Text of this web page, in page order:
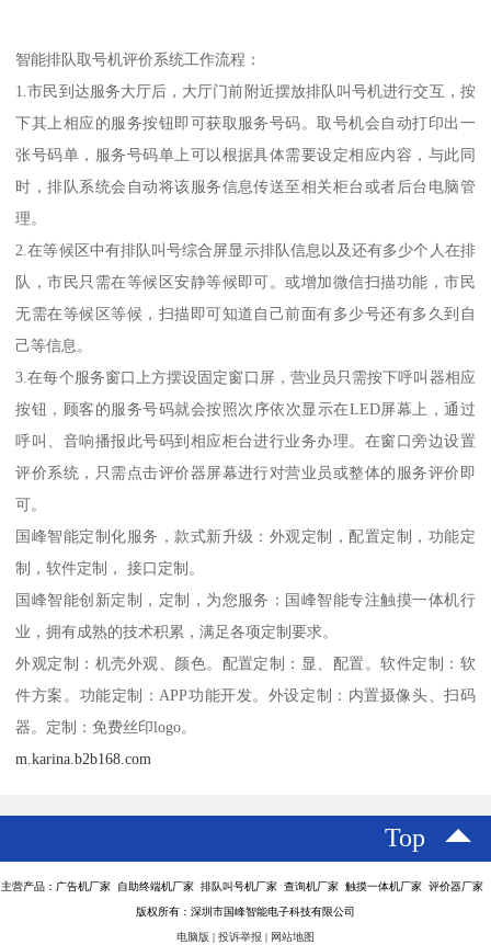
智能排队取号机评价系统工作流程：
1.市民到达服务大厅后，大厅门前附近摆放排队叫号机进行交互，按
下其上相应的服务按钮即可获取服务号码。取号机会自动打印出一
张号码单，服务号码单上可以根据具体需要设定相应内容，与此同
时，排队系统会自动将该服务信息传送至相关柜台或者后台电脑管
理。
2.在等候区中有排队叫号综合屏显示排队信息以及还有多少个人在排
队，市民只需在等候区安静等候即可。或增加微信扫描功能，市民
无需在等候区等候，扫描即可知道自己前面有多少号还有多久到自
己等信息。
3.在每个服务窗口上方摆设固定窗口屏，营业员只需按下呼叫器相应
按钮，顾客的服务号码就会按照次序依次显示在LED屏幕上，通过
呼叫、音响播报此号码到相应柜台进行业务办理。在窗口旁边设置
评价系统，只需点击评价器屏幕进行对营业员或整体的服务评价即
可。
国峰智能定制化服务，款式新升级：外观定制，配置定制，功能定
制，软件定制， 接口定制。
国峰智能创新定制，定制，为您服务：国峰智能专注触摸一体机行
业，拥有成熟的技术积累，满足各项定制要求。
外观定制：机壳外观、颜色。配置定制：显、配置。软件定制：软
件方案。功能定制：APP功能开发。外设定制：内置摄像头、扫码
器。定制：免费丝印logo。
m.karina.b2b168.com
Top
主营产品：广告机厂家 自助终端机厂家 排队叫号机厂家 查询机厂家 触摸一体机厂家 评价器厂家
版权所有：深圳市国峰智能电子科技有限公司
电脑版 | 投诉举报 | 网站地图